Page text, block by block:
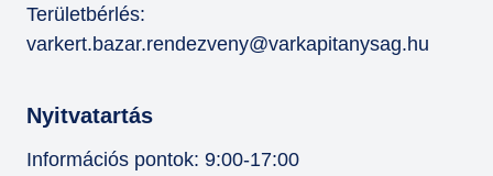
Területbérlés:
varkert.bazar.rendezveny@varkapitanysag.hu
Nyitvatartás
Információs pontok: 9:00-17:00